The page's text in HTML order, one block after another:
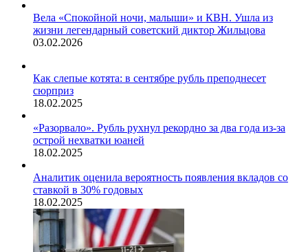
Вела «Спокойной ночи, малыши» и КВН. Ушла из
жизни легендарный советский диктор Жильцова
03.02.2026
Как слепые котята: в сентябре рубль преподнесет
сюрприз
18.02.2025
«Разорвало». Рубль рухнул рекордно за два года из-за
острой нехватки юаней
18.02.2025
Аналитик оценила вероятность появления вкладов со
ставкой в 30% годовых
18.02.2025